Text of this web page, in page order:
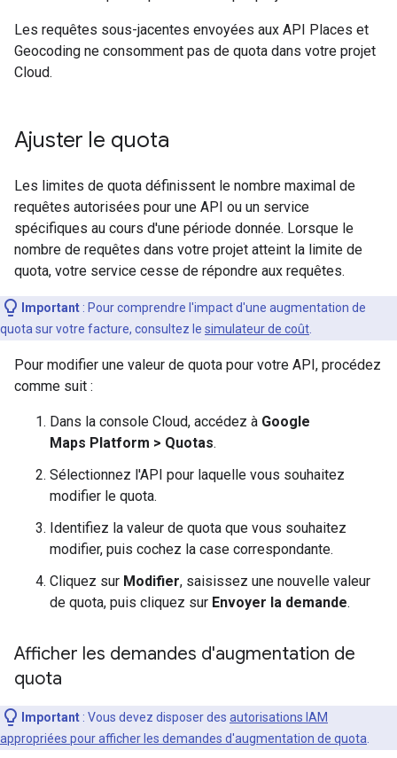
Les requêtes sous-jacentes envoyées aux API Places et
Geocoding ne consomment pas de quota dans votre projet
Cloud.
Ajuster le quota
Les limites de quota définissent le nombre maximal de
requêtes autorisées pour une API ou un service
spécifiques au cours d'une période donnée. Lorsque le
nombre de requêtes dans votre projet atteint la limite de
quota, votre service cesse de répondre aux requêtes.
Important : Pour comprendre l'impact d'une augmentation de
quota sur votre facture, consultez le simulateur de coût
Pour modifier une valeur de quota pour votre API, procédez
comme suit :
Dans la console Cloud, accédez à Google
Maps Platform > Quotas.
Sélectionnez l'API pour laquelle vous souhaitez
modifier le quota.
Identifiez la valeur de quota que vous souhaitez
modifier, puis cochez la case correspondante.
Cliquez sur Modifier, saisissez une nouvelle valeur
de quota, puis cliquez sur Envoyer la demande.
Afficher les demandes d'augmentation de
quota
Important : Vous devez disposer des autorisations IAM
appropriées pour afficher les demandes d'augmentation de quota